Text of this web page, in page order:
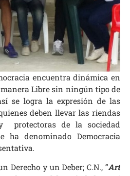
encuentra dinámica en
manera Libre sin ningún tipo de
se logra la expresión de las
deben llevar las riendas
protectoras de la sociedad
ha denominado Democracia
Derecho y un Deber; C.N., “Art